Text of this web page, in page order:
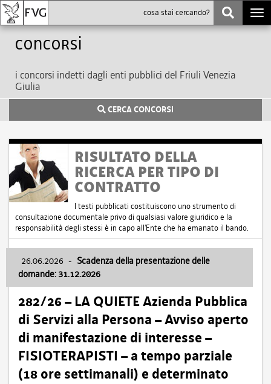
Concorsi
i concorsi indetti dagli enti pubblici del Friuli Venezia
Giulia
CERCA CONCORSI
RISULTATO DELLA
RICERCA PER TIPO DI
CONTRATTO
I testi pubblicati costituiscono uno strumento di
consultazione documentale privo di qualsiasi valore giuridico e la
responsabilità degli stessi è in capo all'Ente che ha emanato il bando.
26.06.2026 - Scadenza della presentazione delle
domande: 31.12.2026
282/26 – LA QUIETE Azienda Pubblica
di Servizi alla Persona – Avviso aperto
di manifestazione di interesse –
FISIOTERAPISTI – a tempo parziale
(18 ore settimanali) e determinato